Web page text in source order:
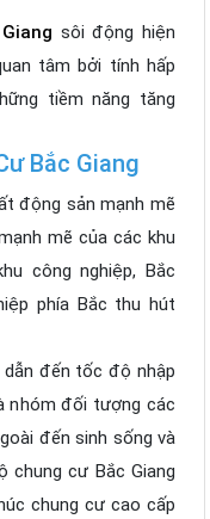
sôi động hiện
tâm bởi tính hấp
tiềm năng tăng
Bắc Giang
động sản mạnh mẽ
mẽ của các khu
công nghiệp, Bắc
phía Bắc thu hút
đến tốc độ nhập
nhóm đối tượng các
đến sinh sống và
chung cư Bắc Giang
chung cư cao cấp